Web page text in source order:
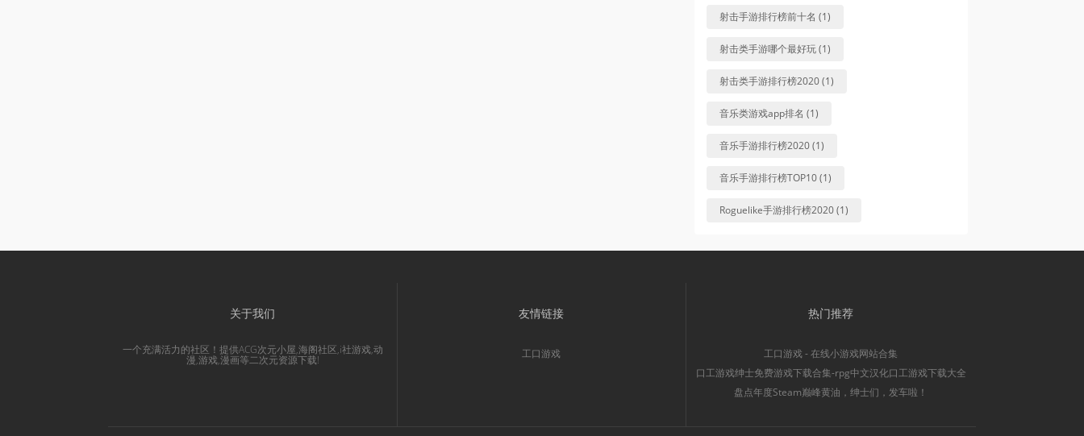
射击手游排行榜前十名 (1)
射击类手游哪个最好玩 (1)
射击类手游排行榜2020 (1)
音乐类游戏app排名 (1)
音乐手游排行榜2020 (1)
音乐手游排行榜TOP10 (1)
Roguelike手游排行榜2020 (1)
关于我们
一个充满活力的社区！提供ACG次元小屋,海阁社区,i社游戏,动
漫,游戏,漫画等二次元资源下载!
友情链接
工口游戏
热门推荐
工口游戏 - 在线小游戏网站合集
口工游戏绅士免费游戏下载合集-rpg中文汉化口工游戏下载大全
盘点年度Steam巅峰黄油，绅士们，发车啦！